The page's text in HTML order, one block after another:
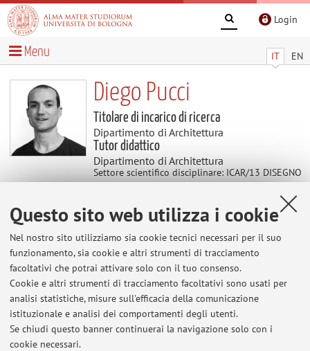
Questo sito web utilizza i cookie
Nel nostro sito utilizziamo sia cookie tecnici necessari per il suo
funzionamento, sia cookie e altri strumenti di tracciamento
facoltativi che potrai attivare solo con il tuo consenso.
Cookie e altri strumenti di tracciamento facoltativi sono usati per
analisi statistiche, misure sull'efficacia della comunicazione
istituzionale e analisi dei comportamenti degli utenti.
Se chiudi questo banner continuerai la navigazione solo con i
cookie necessari.
Login
IT EN
Menu
Diego Pucci
Titolare di incarico di ricerca
Dipartimento di Architettura
Tutor didattico
Dipartimento di Architettura
Settore scientifico disciplinare: ICAR/13 DISEGNO
INDUSTRIALE
Avvisi
Al momento non sono presenti avvisi.
Area riservata
Accedi tramiteloginper gestire tutti i contenuti del sito.